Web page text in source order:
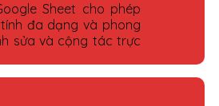
Sheet cho phép
đa dạng và phong
sửa và cộng tác trực